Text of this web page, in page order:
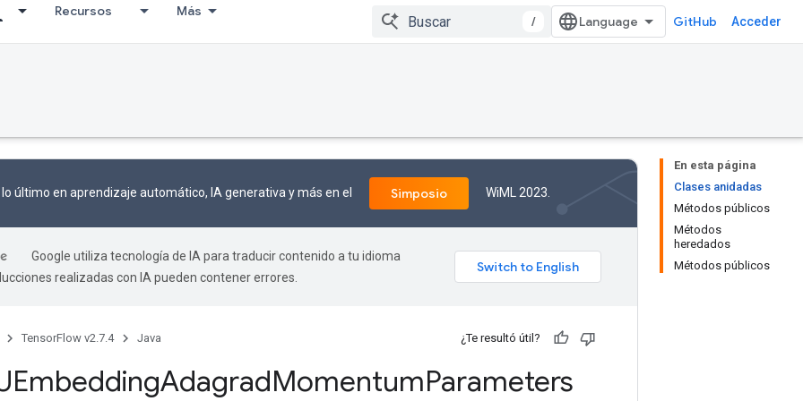
Recursos Más
/ GitHub Acceder
En esta página
Clases anidadas
Métodos públicos
Métodos
heredados
Métodos públicos
último en aprendizaje automático, IA generativa y más en el Simposio WiML 2023.
Google utiliza tecnología de IA para traducir contenido a tu idioma
realizadas con IA pueden contener errores.
TensorFlow v2.7.4 Java ¿Te resultó útil?
AdagradMomentumParameters